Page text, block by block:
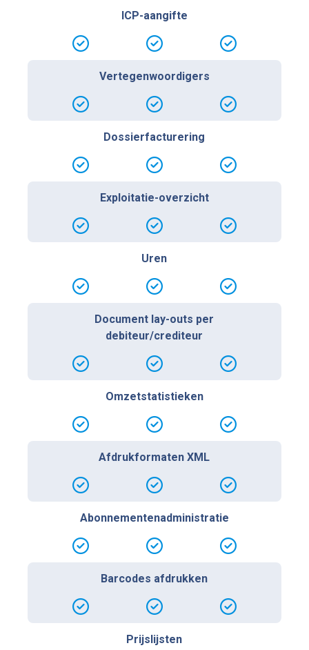
ICP-aangifte
Vertegenwoordigers
Dossierfacturering
Exploitatie-overzicht
Uren
Document lay-outs per
debiteur/crediteur
Omzetstatistieken
Afdrukformaten XML
Abonnementenadministratie
Barcodes afdrukken
Prijslijsten